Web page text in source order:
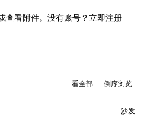
查看附件。没有账号？ 立即注册
倒序浏览
看全部
沙发